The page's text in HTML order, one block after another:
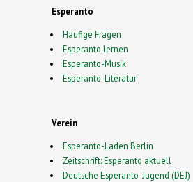
Esperanto
Häufige Fragen
Esperanto lernen
Esperanto-Musik
Esperanto-Literatur
Verein
Esperanto-Laden Berlin
Zeitschrift: Esperanto aktuell
Deutsche Esperanto-Jugend (DEJ)